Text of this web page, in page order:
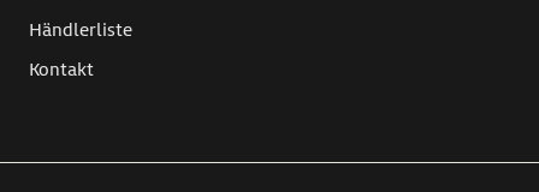
Händlerliste
Kontakt